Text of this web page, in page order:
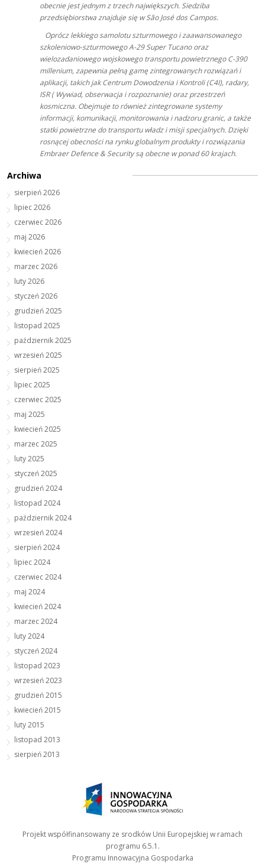
obecnie jest jednym z trzech największych. Siedziba
przedsiębiorstwa znajduje się w São José dos Campos.
Oprócz lekkiego samolotu szturmowego i zaawansowanego
szkoleniowo-szturmowego A-29 Super Tucano oraz
wielozadaniowego wojskowego transportu powietrznego C-390
millenium, zapewnia pełną gamę zintegrowanych rozwiązań i
aplikacji, takich jak Centrum Dowodzenia i Kontroli (C4I), radary,
ISR ( Wywiad, obserwacja i rozpoznanie) oraz przestrzeń
kosmiczna. Obejmuje to również zintegrowane systemy
informacji, komunikacji, monitorowania i nadzoru granic, a także
statki powietrzne do transportu władz i misji specjalnych. Dzięki
rosnącej obecności na rynku globalnym produkty i rozwiązania
Embraer Defence & Security są obecne w ponad 60 krajach.
Archiwa
sierpień 2026
lipiec 2026
czerwiec 2026
maj 2026
kwiecień 2026
marzec 2026
luty 2026
styczeń 2026
grudzień 2025
listopad 2025
październik 2025
wrzesień 2025
sierpień 2025
lipiec 2025
czerwiec 2025
maj 2025
kwiecień 2025
marzec 2025
luty 2025
styczeń 2025
grudzień 2024
listopad 2024
październik 2024
wrzesień 2024
sierpień 2024
lipiec 2024
czerwiec 2024
maj 2024
kwiecień 2024
marzec 2024
luty 2024
styczeń 2024
listopad 2023
wrzesień 2023
grudzień 2015
kwiecień 2015
luty 2015
listopad 2013
sierpień 2013
Projekt współfinansowany ze srodków Unii Europejskiej w ramach
programu 6.5.1.
Programu Innowacyjna Gospodarka